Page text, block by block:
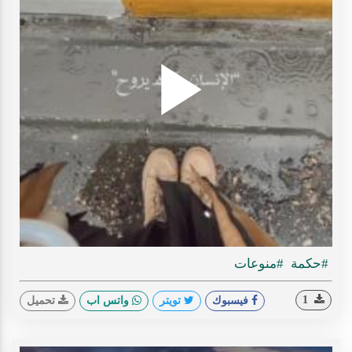
Play
#حكمة #منوعات
فيسبوك تويتر واتس اب تحميل